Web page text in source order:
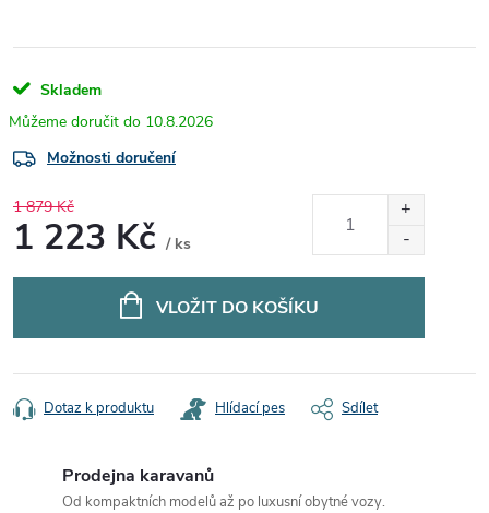
Skladem
10.8.2026
Možnosti doručení
1 879 Kč
1 223 Kč / ks
VLOŽIT DO KOŠÍKU
Dotaz k produktu Hlídací pes Sdílet
Prodejna karavanů
Od kompaktních modelů až po luxusní obytné vozy.